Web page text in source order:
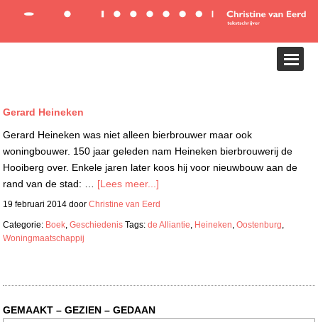
Gerard Heineken
Gerard Heineken was niet alleen bierbrouwer maar ook
woningbouwer. 150 jaar geleden nam Heineken bierbrouwerij de
Hooiberg over. Enkele jaren later koos hij voor nieuwbouw aan de
rand van de stad: … [Lees meer...]
19 februari 2014 doorChristine van Eerd
Categorie: Boek,Geschiedenis Tags:de Alliantie, Heineken,Oostenburg,
Woningmaatschappij
GEMAAKT – GEZIEN – GEDAAN